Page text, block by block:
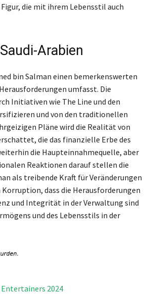
die mit ihrem Lebensstil auch
Arabien
bin Salman einen bemerkenswerten
umfasst. Die
Initiativen wie The Line und den
und von den traditionellen
Pläne wird die Realität von
die das finanzielle Erbe des
die Haupteinnahmequelle, aber
Reaktionen darauf stellen die
als treibende Kraft für Veränderungen
dass die Herausforderungen
und Integrität in der Verwaltung sind
und des Lebensstils in der
Entertainers 2024